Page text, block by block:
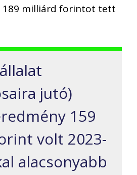
189 milliárd forintot tett
jutó)
159
volt 2023-
alacsonyabb